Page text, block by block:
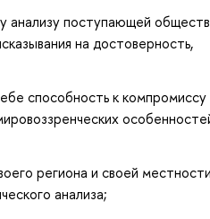
анализу поступающей
на достоверность,
способность к компромиссу
региона и своей
анализа;